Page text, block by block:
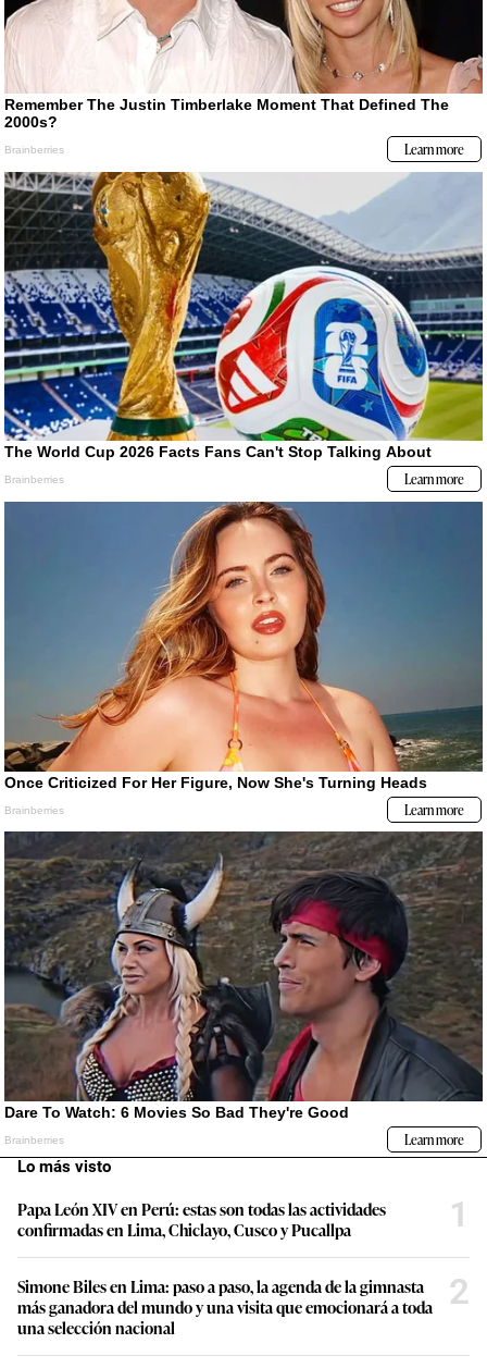
Lo más visto
Papa León XIV en Perú: estas son todas las actividades
confirmadas en Lima, Chiclayo, Cusco y Pucallpa
1
Simone Biles en Lima: paso a paso, la agenda de la gimnasta
más ganadora del mundo y una visita que emocionará a toda
una selección nacional
2